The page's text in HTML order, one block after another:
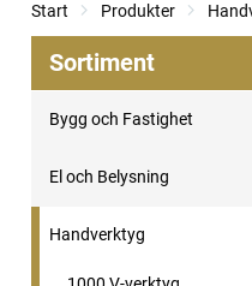
Start Produkter
Sortiment
Bygg och Fastighet
El och Belysning
Handverktyg